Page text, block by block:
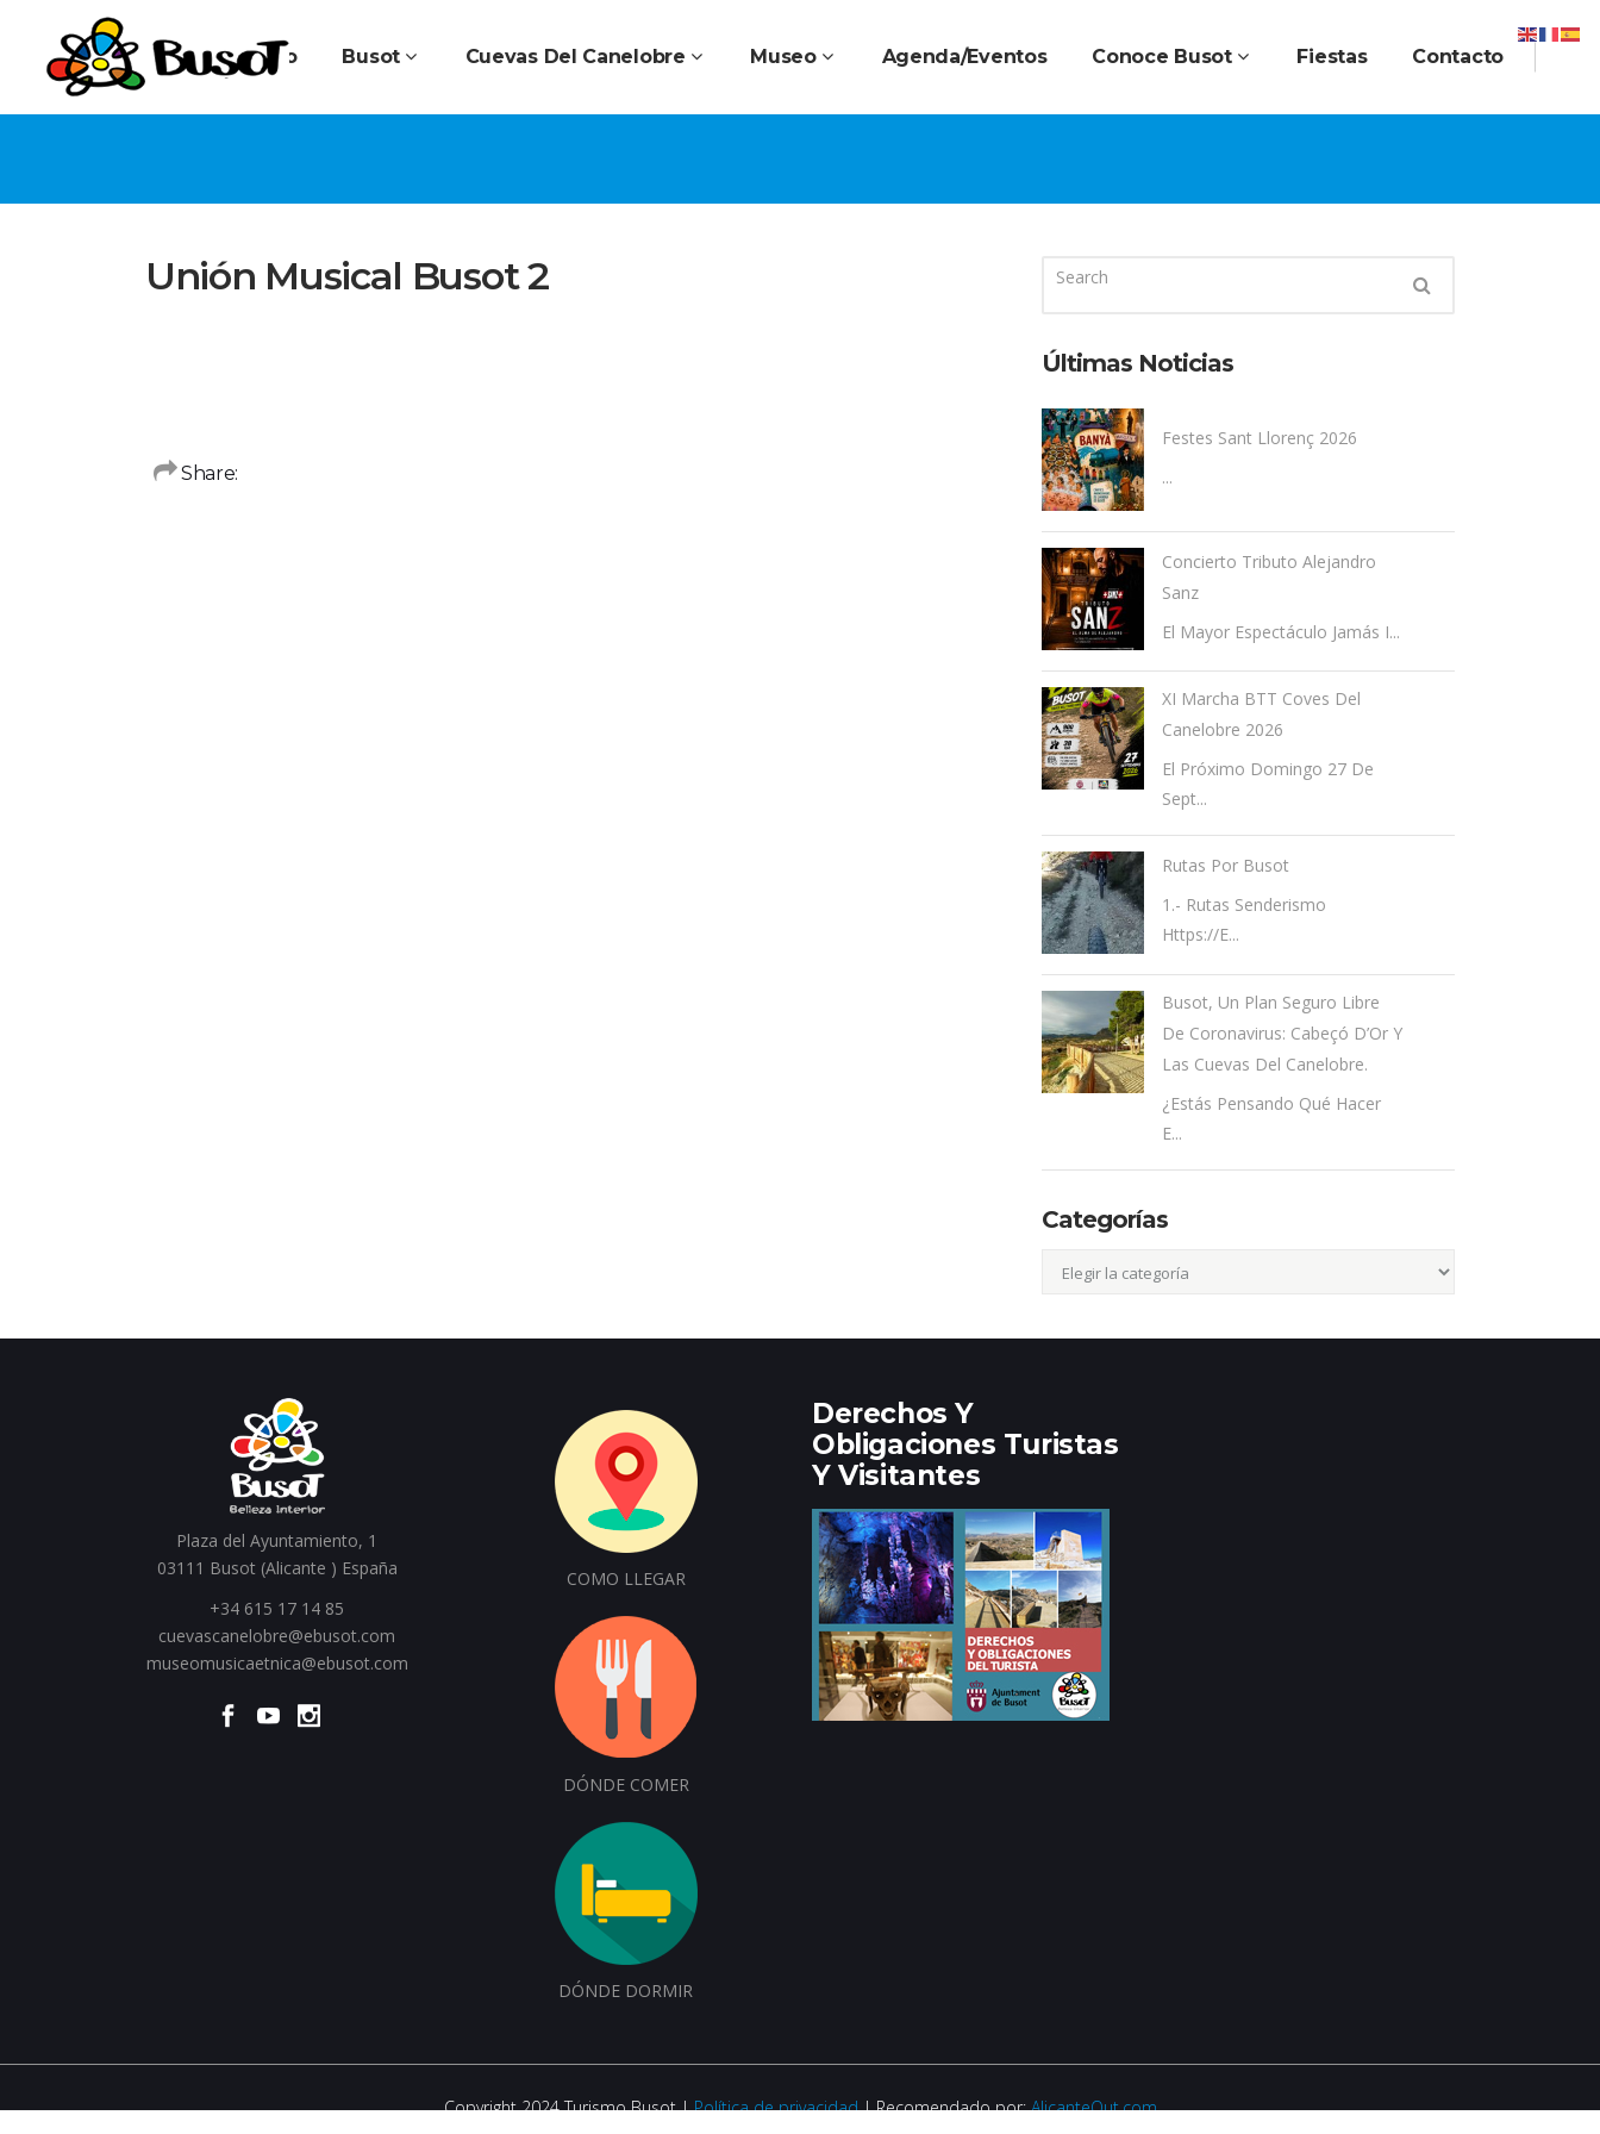
Inicio Busot Cuevas Del Canelobre Museo Agenda/Eventos Conoce Busot Fiestas Contacto
Unión Musical Busot 2
Share:
Últimas Noticias
Festes Sant Llorenç 2026
...
Concierto Tributo Alejandro
Sanz
El Mayor Espectáculo Jamás I...
XI Marcha BTT Coves Del
Canelobre 2026
El Próximo Domingo 27 De
Sept...
Rutas Por Busot
1.- Rutas Senderismo
Https://e...
Busot, Un Plan Seguro Libre
De Coronavirus: Cabeçó D’Or Y
Las Cuevas Del Canelobre.
¿Estás Pensando Qué Hacer
E...
Categorías
Categorías
Plaza del Ayuntamiento, 1
03111 Busot (Alicante ) España
+34 615 17 14 85
cuevascanelobre@ebusot.com
museomusicaetnica@ebusot.com
COMO LLEGAR
DÓNDE COMER
DÓNDE DORMIR
Derechos Y
Obligaciones Turistas
Y Visitantes
Copyright 2024 Turismo Busot |Política de privacidad| Recomendado por:AlicanteOut.com